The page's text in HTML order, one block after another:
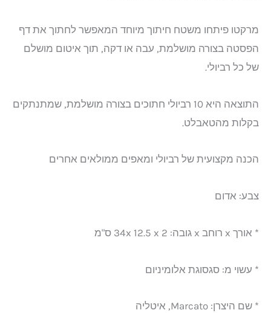
מרקטו פיתחו משטח חיתוך מיוחד המאפשר לחתוך את דף
הפסטה בצורה מושלמת, עבה או דקה, תוך איטום מושלם
של כל רביולי.
התוצאה היא 10 רביולי חתוכים בצורה מושלמת, שמתנתקים
בקלות מהטאבלט.
הכנה מקצועית של רביולי ומאפים ממולאים אחרים
צבע: אדום
* אורך x רוחב x גובה: 2 34x 12.5 x ס"מ
* עשוי מ: סגסוגת אלומיניום
* שם היצרן: Marcato, איטליה